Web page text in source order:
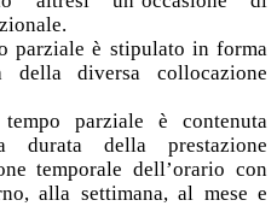
parziale è stipulato in forma
diversa collocazione
parziale è contenuta
durata della prestazione
temporale dell’orario con
alla settimana, al mese e